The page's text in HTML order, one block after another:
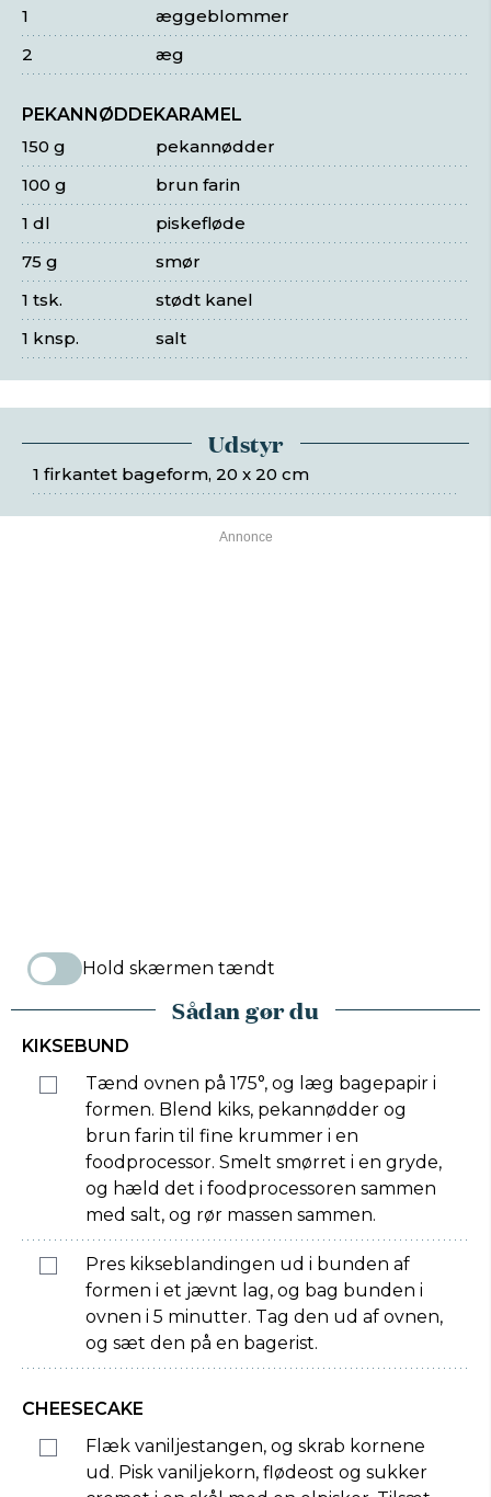
æggeblommer
1
æg
2
PEKANNØDDEKARAMEL
pekannødder
150 g
brun farin
100 g
piskefløde
1 dl
smør
75 g
stødt kanel
1 tsk.
salt
1 knsp.
Udstyr
1 firkantet bageform, 20 x 20 cm
Hold skærmen tændt
Sådan gør du
KIKSEBUND
Tænd ovnen på 175°, og læg bagepapir i
formen. Blend kiks, pekannødder og
brun farin til fine krummer i en
foodprocessor. Smelt smørret i en gryde,
og hæld det i foodprocessoren sammen
med salt, og rør massen sammen.
Pres kikseblandingen ud i bunden af
formen i et jævnt lag, og bag bunden i
ovnen i 5 minutter. Tag den ud af ovnen,
og sæt den på en bagerist.
CHEESECAKE
Flæk vaniljestangen, og skrab kornene
ud. Pisk vaniljekorn, flødeost og sukker